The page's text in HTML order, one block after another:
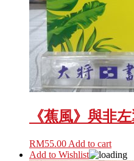
《蕉風》與非
RM55.00 Add to cart
Add to Wishlist